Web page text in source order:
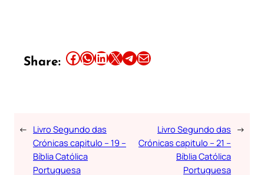
Share: Share this article on Facebook Share this article on WhatsApp Share this article on LinkedIn Share this article on X Share this article on TelegramEmail this Article
← Livro Segundo das
Crónicas capitulo – 19 –
Bíblia Católica
Portuguesa
Livro Segundo das
Crónicas capitulo – 21 –
Bíblia Católica
Portuguesa
→